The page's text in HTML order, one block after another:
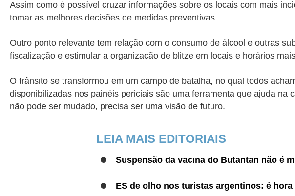
Assim como é possível cruzar informações sobre os locais com mais
tomar as melhores decisões de medidas preventivas.
Outro ponto relevante tem relação com o consumo de álcool e outras
fiscalização e estimular a organização de blitze em locais e horários
O trânsito se transformou em um campo de batalha, no qual todos
disponibilizadas nos painéis periciais são uma ferramenta que ajuda
não pode ser mudado, precisa ser uma visão de futuro.
LEIA MAIS EDITORIAIS
Suspensão da vacina do Butantan não é
ES de olho nos turistas argentinos: é